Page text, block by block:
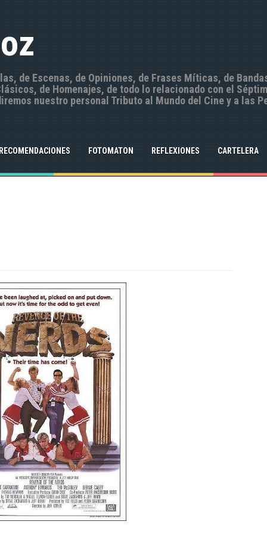
de Escenas, de Opiniones, de Frases Míticas, de
de Homenajes, de todo lo relacionado con el
nuestro personal Tributo al Mundo del Cine y a las
FOTOMATON REFLEXIONES CARTELERA